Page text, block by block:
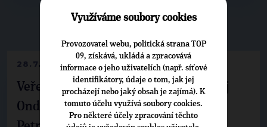
28.7.2026
Veřejné finance, euro i školství. Matěj
Ondřej Havel jednal s prezidentem
Využíváme soubory cookies
Provozovatel webu, politická strana TOP
09, získává, ukládá a zpracovává
informace o jeho uživatelích (např. síťové
identifikátory, údaje o tom, jak jej
procházejí nebo jaký obsah je zajímá). K
tomuto účelu využívá soubory cookies.
Pro některé účely zpracování těchto